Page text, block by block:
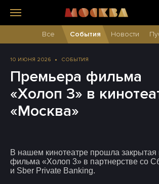
Все События Новости
10 ИЮНЯ 2026 СОБЫТИЯ
Премьера фильма
«Холоп 3» в
«Москва»
В нашем кинотеатре прошла закрытая
фильма «Холоп 3» в партнерстве со
и Sber Private Banking.